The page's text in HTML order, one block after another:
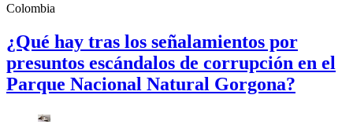
Colombia
¿Qué hay tras los señalamientos por
presuntos escándalos de corrupción en el
Parque Nacional Natural Gorgona?